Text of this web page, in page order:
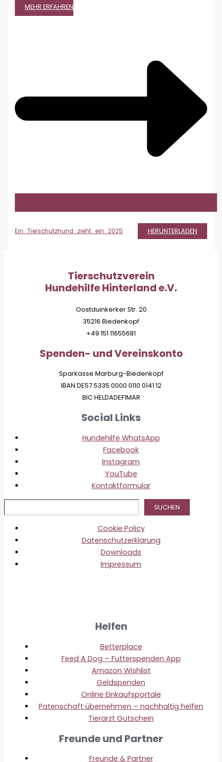
MEHR ERFAHREN
Ein_Tierschutzhund_zieht_ein_2025 HERUNTERLADEN
Tierschutzverein
Hundehilfe Hinterland e.V.
Oostduinkerker Str. 20
35216 Biedenkopf
+49 151 11655681
Spenden- und Vereinskonto
Sparkasse Marburg-Biedenkopf
IBAN DE57 5335 0000 0110 0141 12
BIC HELDADEF1MAR
Social Links
Hundehilfe WhatsApp
Facebook
Instagram
YouTube
Kontaktformular
SUCHEN
Cookie Policy
Datenschutzerklärung
Downloads
Impressum
Helfen
Betterplace
Feed A Dog – Futterspenden App
Amazon Wishlist
Geldspenden
Online Einkaufsportale
Patenschaft übernehmen – nachhaltig helfen
Tierarzt Gutschein
Freunde und Partner
Freunde & Partner